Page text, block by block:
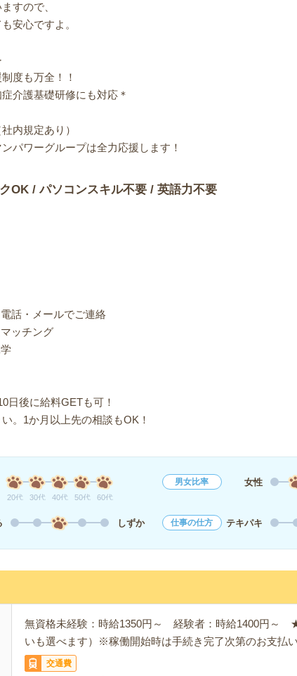
すので、
安心ですよ。
度も万全！！
介護基礎研修にも対応＊
内規定あり）
パワーグループは全力応援します！
OK / パソコンスキル不要 / 英語力不要
話・メールでご連絡
ッチング
日後に給料GETも可！
。1か月以上先の相談もOK！
20代 30代 40代 50代 60代
男女比率 女性
しずか 仕事の仕方 テキパキ
無資格未経験：時給1350円～ 経験者：時給1400円～
いも選べます）※稼働開始時は手続き完了次第のお支払い
交通費